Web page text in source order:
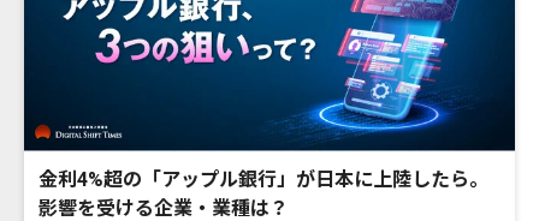
金利4%超の「アップル銀行」が日本に上陸したら。
影響を受ける企業・業種は？